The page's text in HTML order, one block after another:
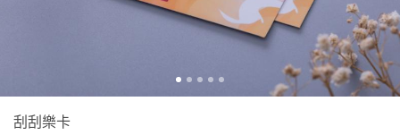
刮刮樂卡